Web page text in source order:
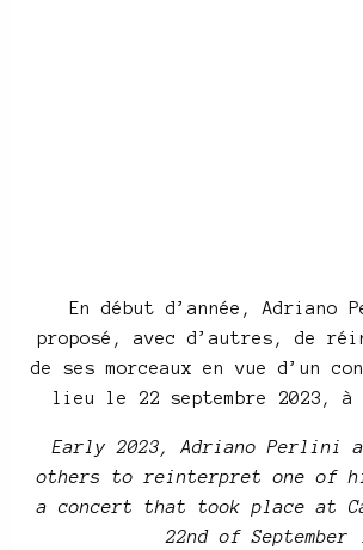
En début d’année, Adriano
proposé, avec d’autres, de
de ses morceaux en vue d’un
lieu le 22 septembre 2023, à
Early 2023, Adriano Perlini
others to reinterpret one of
a concert that took place at
22nd of September .